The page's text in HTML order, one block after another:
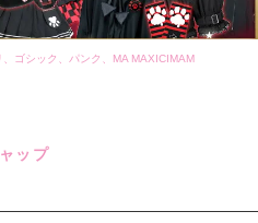
ゴシック、パンク、MA MAXICIMAM
ップ